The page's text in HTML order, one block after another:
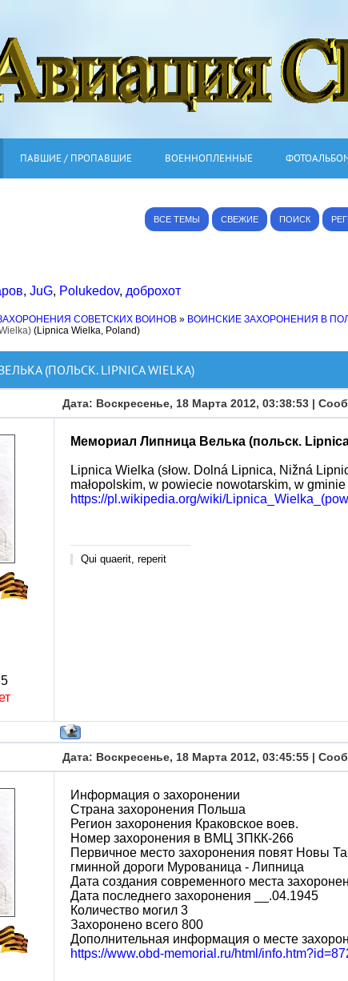
ПАВШИЕ / ПРОПАВШИЕ ВОЕННОПЛЕННЫЕ
ВСЕ ТЕМЫ СВЕЖИЕ ПОИСК
, JuG, Polukedov, доброхот
СОВЕТСКИХ ВОИНОВ » ВОИНСКИЕ ЗАХОРОНЕНИЯ В
(Lipnica Wielka, Poland)
(ПОЛЬСК. LIPNICA WIELKA)
Дата: Воскресенье, 18 Марта 2012, 03:38:53 |
Мемориал Липница Велька (польск.
Lipnica Wielka (słow. Dolná Lipnica, Nižná
małopolskim, w powiecie nowotarskim, w
https://pl.wikipedia.org/wiki/
Qui quaerit, reperit
Дата: Воскресенье, 18 Марта 2012, 03:45:55 |
Информация о захоронении
Страна захоронения Польша
Регион захоронения Краковское воев.
Номер захоронения в ВМЦ ЗПКК-266
Первичное место захоронения повят Новы
гминной дороги Мурованица - Липница
Дата создания современного места
Дата последнего захоронения __.04.1945
Количество могил 3
Захоронено всего 800
Дополнительная информация о месте
https://www.obd-memorial.ru/html/